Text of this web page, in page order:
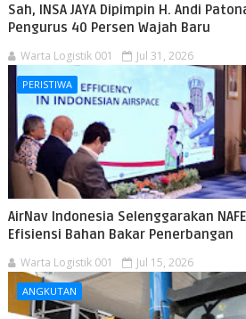
Sah, INSA JAYA Dipimpin H. Andi
Pengurus 40 Persen Wajah Baru
Warta Logistik 001 Jul 31, 2026
PERISTIWA
AirNav Indonesia Selenggarakan
Efisiensi Bahan Bakar Penerbangan
Warta Logistik 001 Jul 15, 2026
ANGKUTAN